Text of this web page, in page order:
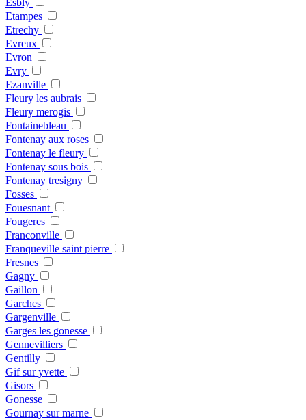
Esbly
Etampes
Etrechy
Evreux
Evron
Evry
Ezanville
Fleury les aubrais
Fleury merogis
Fontainebleau
Fontenay aux roses
Fontenay le fleury
Fontenay sous bois
Fontenay tresigny
Fosses
Fouesnant
Fougeres
Franconville
Franqueville saint pierre
Fresnes
Gagny
Gaillon
Garches
Gargenville
Garges les gonesse
Gennevilliers
Gentilly
Gif sur yvette
Gisors
Gonesse
Gournay sur marne